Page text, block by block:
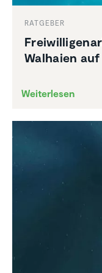
RATGEBER
Walhaien
Weiterlesen